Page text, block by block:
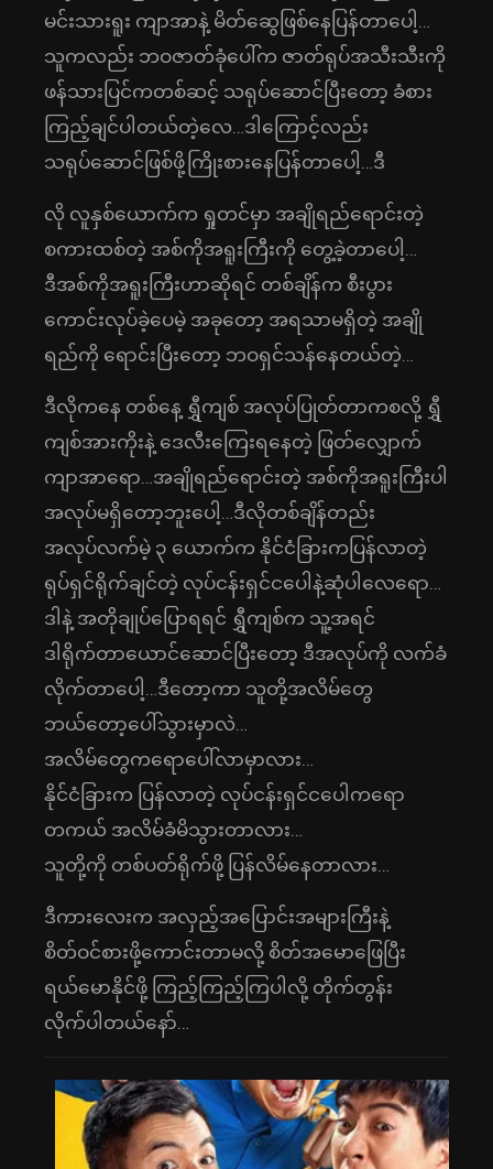
မင်းသားရူး ကျာအာနဲ့ မိတ်ဆွေဖြစ်နေပြန်တာပေါ့…
သူကလည်း ဘဝဇာတ်ခုံပေါ်က ဇာတ်ရုပ်အသီးသီးကို
ဖန်သားပြင်ကတစ်ဆင့် သရုပ်ဆောင်ပြီးတော့ ခံစား
ကြည့်ချင်ပါတယ်တဲ့လေ…ဒါကြောင့်လည်း
သရုပ်ဆောင်ဖြစ်ဖို့ကြိုးစားနေပြန်တာပေါ့…ဒီ
လို လူနှစ်ယောက်က ရှုတင်မှာ အချိုရည်ရောင်းတဲ့
စကားထစ်တဲ့ အစ်ကိုအရူးကြီးကို တွေ့ခဲ့တာပေါ့…
ဒီအစ်ကိုအရူးကြီးဟာဆိုရင် တစ်ချိန်က စီးပွား
ကောင်းလုပ်ခဲ့ပေမဲ့ အခုတော့ အရသာမရှိတဲ့ အချို
ရည်ကို ရောင်းပြီးတော့ ဘဝရှင်သန်နေတယ်တဲ့…
ဒီလိုကနေ တစ်နေ့ ရွှီကျစ် အလုပ်ပြုတ်တာကစလို့ ရွှီ
ကျစ်အားကိုးနဲ့ ဒေလီးကြေးရနေတဲ့ ဖြတ်လျှောက်
ကျာအာရော…အချိုရည်ရောင်းတဲ့ အစ်ကိုအရူးကြီးပါ
အလုပ်မရှိတော့ဘူးပေါ့…ဒီလိုတစ်ချိန်တည်း
အလုပ်လက်မဲ့ ၃ ယောက်က နိုင်ငံခြားကပြန်လာတဲ့
ရုပ်ရှင်ရိုက်ချင်တဲ့ လုပ်ငန်းရှင်ငပေါနဲ့ဆုံပါလေရော…
ဒါနဲ့ အတိုချုပ်ပြောရရင် ရွှီကျစ်က သူ့အရင်
ဒါရိုက်တာယောင်ဆောင်ပြီးတော့ ဒီအလုပ်ကို လက်ခံ
လိုက်တာပေါ့…ဒီတော့ကာ သူတို့အလိမ်တွေ
ဘယ်တော့ပေါ်သွားမှာလဲ…
အလိမ်တွေကရောပေါ်လာမှာလား…
နိုင်ငံခြားက ပြန်လာတဲ့ လုပ်ငန်းရှင်ငပေါကရော
တကယ် အလိမ်ခံမိသွားတာလား…
သူတို့ကို တစ်ပတ်ရိုက်ဖို့ ပြန်လိမ်နေတာလား…
ဒီကားလေးက အလှည့်အပြောင်းအများကြီးနဲ့
စိတ်ဝင်စားဖို့ကောင်းတာမလို့ စိတ်အမောဖြေပြီး
ရယ်မောနိုင်ဖို့ ကြည့်ကြည့်ကြပါလို့ တိုက်တွန်း
လိုက်ပါတယ်နော်…